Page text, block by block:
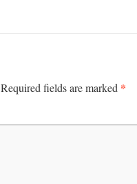
Required fields are marked *